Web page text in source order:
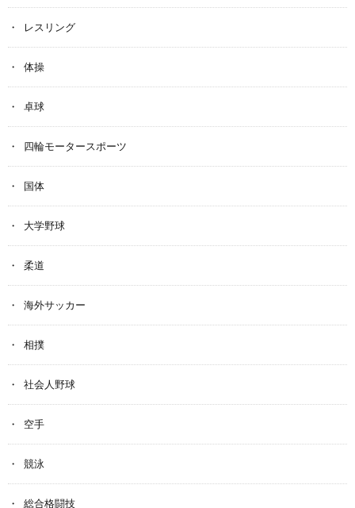
レスリング
体操
卓球
四輪モータースポーツ
国体
大学野球
柔道
海外サッカー
相撲
社会人野球
空手
競泳
総合格闘技